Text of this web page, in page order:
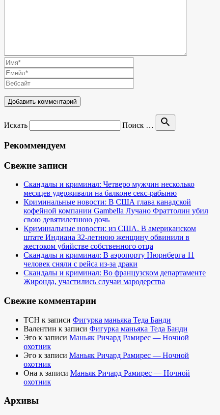
Искать Поиск … search
Рекоммендуем
Свежие записи
Скандалы и криминал: Четверо мужчин несколько
месяцев удерживали на балконе секс-рабыню
Криминальные новости: В США глава канадской
кофейной компании Gambella Лучано Фраттолин убил
свою девятилетнюю дочь
Криминальные новости: из США. В американском
штате Индиана 32-летнюю женщину обвинили в
жестоком убийстве собственного отца
Скандалы и криминал: В аэропорту Нюрнберга 11
человек сняли с рейса из-за драки
Скандалы и криминал: Во французском департаменте
Жиронда, участились случаи мародерства
Свежие комментарии
TCH к записи Фигурка маньяка Теда Банди
Валентин к записи Фигурка маньяка Теда Банди
Эго к записи Маньяк Ричард Рамирес — Ночной
охотник
Эго к записи Маньяк Ричард Рамирес — Ночной
охотник
Она к записи Маньяк Ричард Рамирес — Ночной
охотник
Архивы